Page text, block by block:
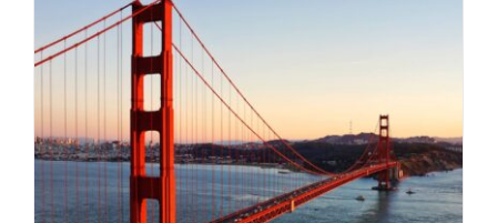
USA Reise
Reiselust